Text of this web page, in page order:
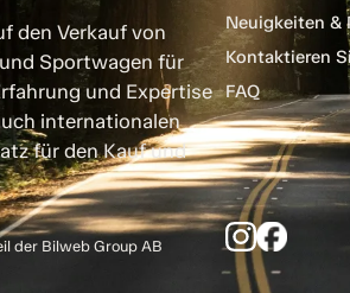
den Verkauf von
Sportwagen für
und Expertise
internationalen
für den Kauf und
Neuigkeiten &
Kontaktieren
FAQ
der Bilweb Group AB